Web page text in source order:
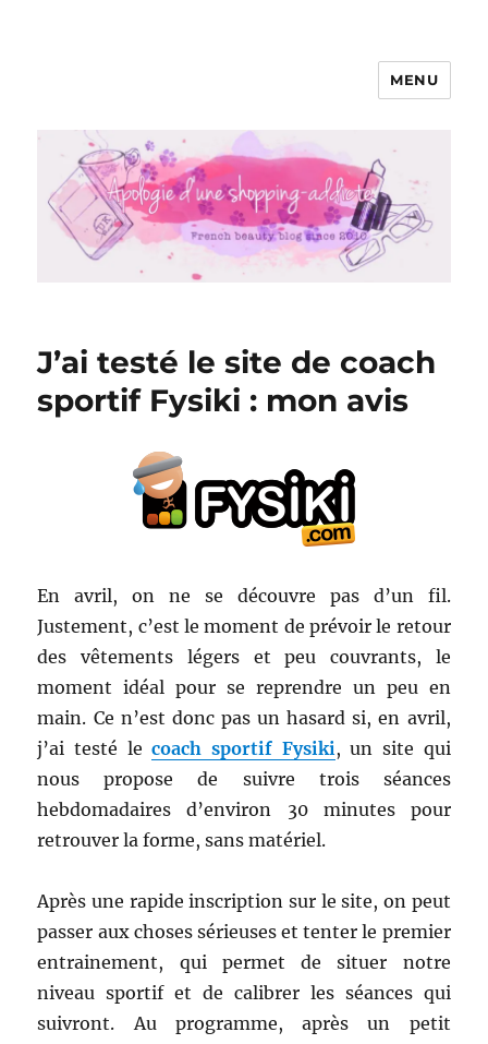
Apologie d'une Shopping-addicte
MENU
J’ai testé le site de coach
sportif Fysiki : mon avis
En avril, on ne se découvre pas d’un fil.
Justement, c’est le moment de prévoir le retour
des vêtements légers et peu couvrants, le
moment idéal pour se reprendre un peu en
main. Ce n’est donc pas un hasard si, en avril,
j’ai testé lecoach sportif Fysiki, un site qui
nous propose de suivre trois séances
hebdomadaires d’environ 30 minutes pour
retrouver la forme, sans matériel.
Après une rapide inscription sur le site, on peut
passer aux choses sérieuses et tenter le premier
entrainement, qui permet de situer notre
niveau sportif et de calibrer les séances qui
suivront. Au programme, après un petit